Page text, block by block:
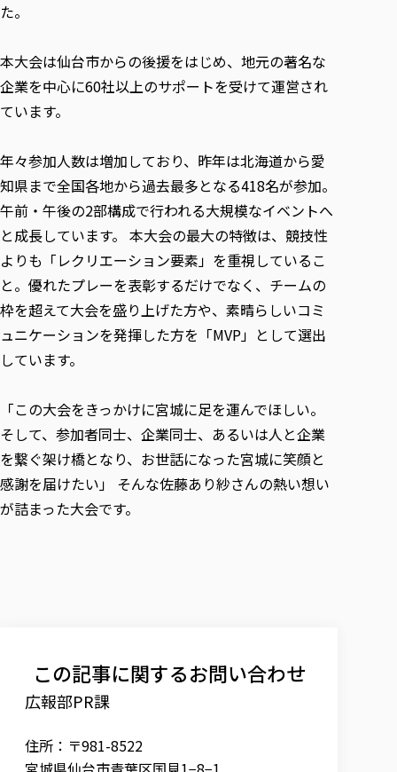
た。
本大会は仙台市からの後援をはじめ、地元の著名な
企業を中心に60社以上のサポートを受けて運営され
ています。
年々参加人数は増加しており、昨年は北海道から愛
知県まで全国各地から過去最多となる418名が参加。
午前・午後の2部構成で行われる大規模なイベントへ
と成長しています。 本大会の最大の特徴は、競技性
よりも「レクリエーション要素」を重視しているこ
と。優れたプレーを表彰するだけでなく、チームの
枠を超えて大会を盛り上げた方や、素晴らしいコミ
ュニケーションを発揮した方を「MVP」として選出
しています。
「この大会をきっかけに宮城に足を運んでほしい。
そして、参加者同士、企業同士、あるいは人と企業
を繋ぐ架け橋となり、お世話になった宮城に笑顔と
感謝を届けたい」 そんな佐藤あり紗さんの熱い想い
が詰まった大会です。
この記事に関するお問い合わせ
広報部PR課
住所：〒981-8522